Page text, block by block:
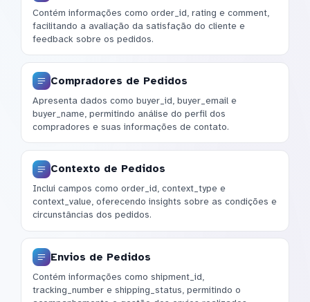
Contém informações como order_id, rating e comment,
facilitando a avaliação da satisfação do cliente e
feedback sobre os pedidos.
Compradores de Pedidos
Apresenta dados como buyer_id, buyer_email e
buyer_name, permitindo análise do perfil dos
compradores e suas informações de contato.
Contexto de Pedidos
Inclui campos como order_id, context_type e
context_value, oferecendo insights sobre as condições e
circunstâncias dos pedidos.
Envios de Pedidos
Contém informações como shipment_id,
tracking_number e shipping_status, permitindo o